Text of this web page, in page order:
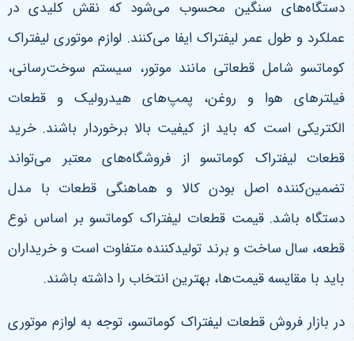
دستگاه‌های سنگین محسوب می‌شود که نقش کلیدی در
عملکرد و طول عمر لیفتراک ایفا می‌کنند. لوازم موتوری لیفتراک
کوماتسو شامل قطعاتی مانند موتور، سیستم سوخت‌رسانی،
فیلترهای هوا و روغن، پمپ‌های هیدرولیک و قطعات
الکتریکی است که باید از کیفیت بالا برخوردار باشند. خرید
قطعات لیفتراک کوماتسو از فروشگاه‌های معتبر می‌تواند
تضمین‌کننده اصل بودن کالا و هماهنگی قطعات با مدل
دستگاه باشد. قیمت قطعات لیفتراک کوماتسو بر اساس نوع
قطعه، سال ساخت و برند تولیدکننده متفاوت است و خریداران
باید با مقایسه قیمت‌ها، بهترین انتخاب را داشته باشند.
در بازار فروش قطعات لیفتراک کوماتسو، توجه به لوازم موتوری